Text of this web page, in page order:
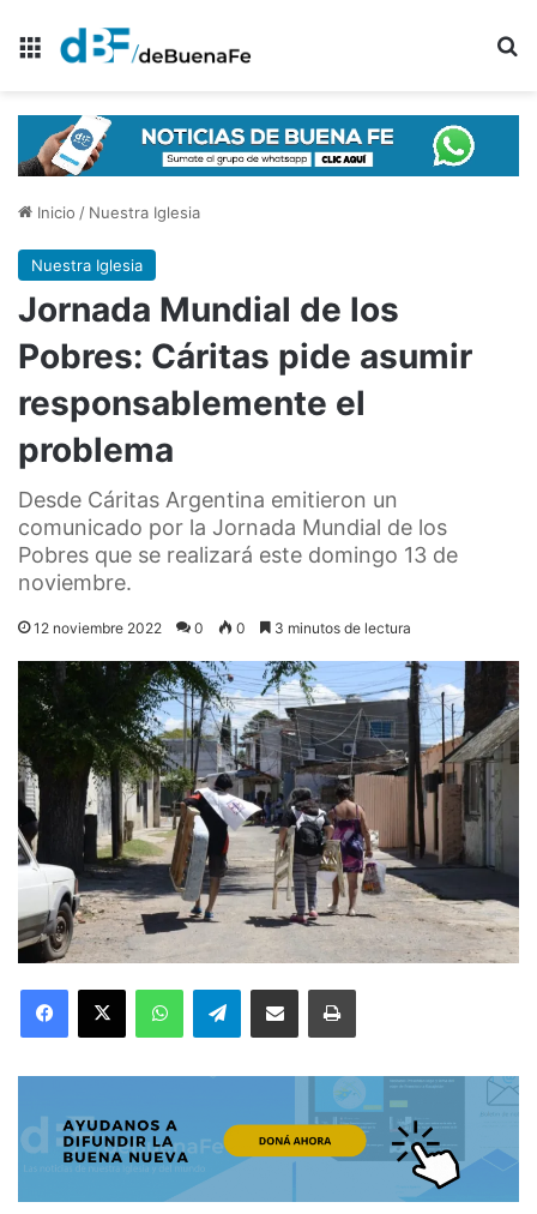
Menú
Inicio / Nuestra Iglesia
Nuestra Iglesia
Jornada Mundial de los
Pobres: Cáritas pide asumir
responsablemente el
problema
Desde Cáritas Argentina emitieron un
comunicado por la Jornada Mundial de los
Pobres que se realizará este domingo 13 de
noviembre.
12 noviembre 2022 0 0 3 minutos de lectura
Telegram